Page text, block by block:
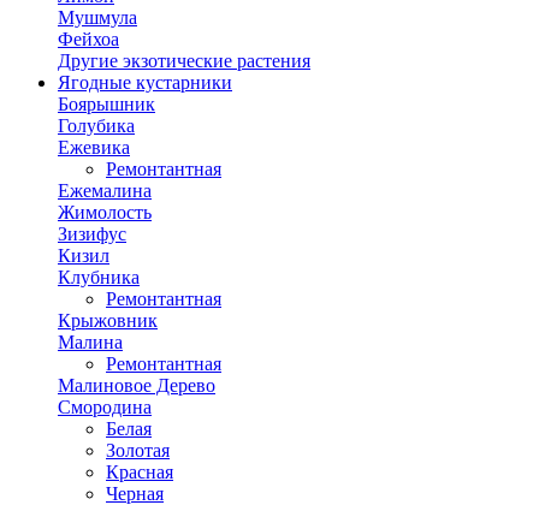
Мушмула
Фейхоа
Другие экзотические растения
Ягодные кустарники
Боярышник
Голубика
Ежевика
Ремонтантная
Ежемалина
Жимолость
Зизифус
Кизил
Клубника
Ремонтантная
Крыжовник
Малина
Ремонтантная
Малиновое Дерево
Смородина
Белая
Золотая
Красная
Черная